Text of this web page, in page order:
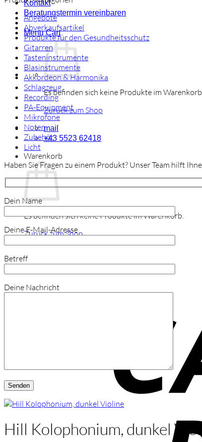
Kontakt
Beratungstermin vereinbaren
Menu Cart
Es befinden sich keine Produkte im
Zurück zum Shop
mail
+43 5523 62418
Warenkorb
Es befinden sich keine Produkte im Warenkorb.
Zurück zum Shop
Angebote
Abverkaufsartikel
Produkte für den Gesundheitsschutz
Gitarren
Tasteninstrumente
Blasinstrumente
Akkordeon & Harmonika
Schlagzeug
Recording
PA-Equipment
Mikrofone
Noten
Zubehör
Licht
Haben Sie Fragen zu einem Produkt? Unser Team hilft
Dein Name
Deine E-Mail-Adresse
Betreff
Deine Nachricht
Hill Kolophonium, dunkel